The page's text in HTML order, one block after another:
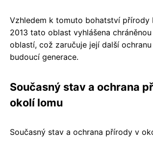
Vzhledem k tomuto bohatství přírody
2013 tato oblast vyhlášena
oblastí, což zaručuje její další
budoucí generace.
Současný stav a ochrana
okolí lomu
Současný stav a ochrana přírody v